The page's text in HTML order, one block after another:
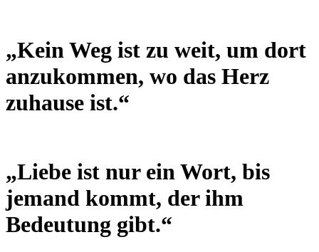
„Kein Weg ist zu weit, um dort
anzukommen, wo das Herz
zuhause ist.“
„Liebe ist nur ein Wort, bis
jemand kommt, der ihm
Bedeutung gibt.“